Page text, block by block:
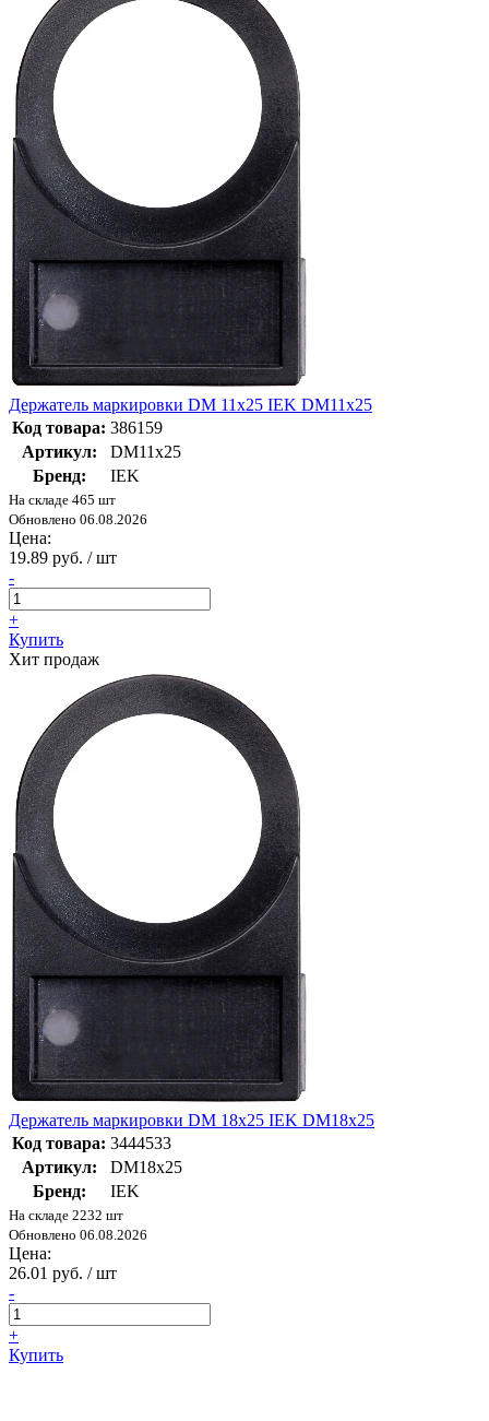
Держатель маркировки DM 11x25 IEK DM11x25
Код товара: 386159
Артикул:
DM11x25
Бренд:
IEK
На складе 465 шт
Обновлено 06.08.2026
Цена:
19.89 руб. / шт
-
+
Купить
Хит продаж
Держатель маркировки DM 18x25 IEK DM18x25
Код товара: 3444533
Артикул:
DM18x25
Бренд:
IEK
На складе 2232 шт
Обновлено 06.08.2026
Цена:
26.01 руб. / шт
-
+
Купить